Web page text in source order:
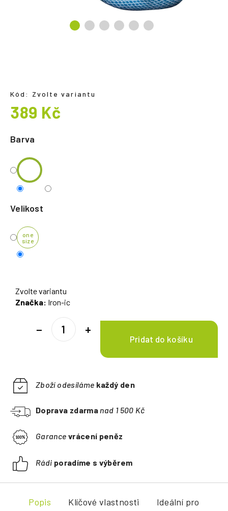
Barva
Velikost
one
size
Zvolte variantu
Značka: Iron-ic
+
−
Zboží odesíláme každý den
Doprava zdarma nad 1 500 Kč
Garance vrácení peněz
Rádi poradíme s výběrem
Kód: Zvolte variantu
389 Kč
cena:
Popis Klíčové vlastnosti Ideální pro